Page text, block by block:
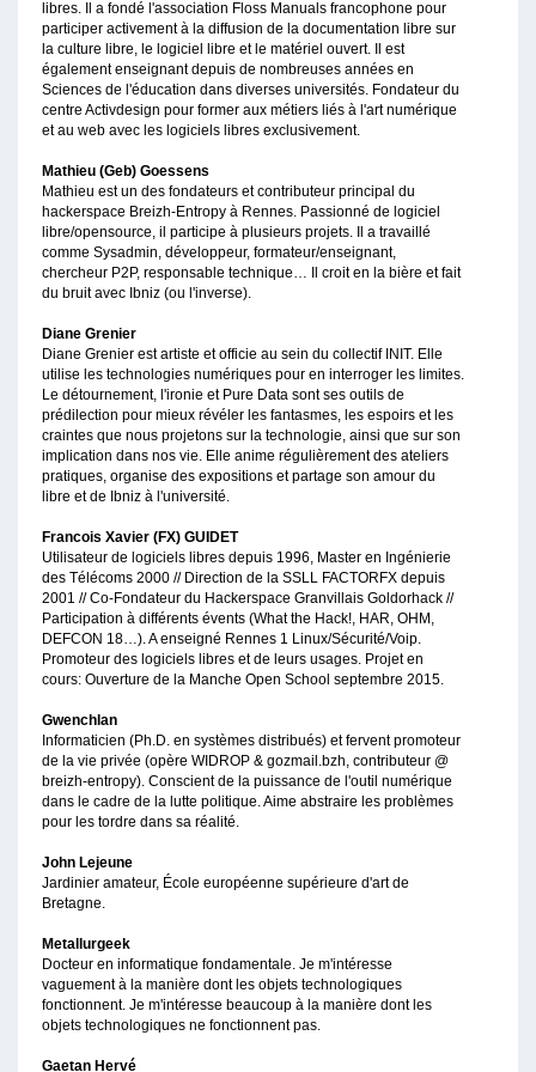
libres. Il a fondé l'association Floss Manuals francophone pour
participer activement à la diffusion de la documentation libre sur
la culture libre, le logiciel libre et le matériel ouvert. Il est
également enseignant depuis de nombreuses années en
Sciences de l'éducation dans diverses universités. Fondateur du
centre Activdesign pour former aux métiers liés à l'art numérique
et au web avec les logiciels libres exclusivement.
Mathieu (Geb) Goessens
Mathieu est un des fondateurs et contributeur principal du
hackerspace Breizh-Entropy à Rennes. Passionné de logiciel
libre/opensource, il participe à plusieurs projets. Il a travaillé
comme Sysadmin, développeur, formateur/enseignant,
chercheur P2P, responsable technique… Il croit en la bière et fait
du bruit avec Ibniz (ou l'inverse).
Diane Grenier
Diane Grenier est artiste et officie au sein du collectif INIT. Elle
utilise les technologies numériques pour en interroger les limites.
Le détournement, l'ironie et Pure Data sont ses outils de
prédilection pour mieux révéler les fantasmes, les espoirs et les
craintes que nous projetons sur la technologie, ainsi que sur son
implication dans nos vie. Elle anime régulièrement des ateliers
pratiques, organise des expositions et partage son amour du
libre et de Ibniz à l'université.
Francois Xavier (FX) GUIDET
Utilisateur de logiciels libres depuis 1996, Master en Ingénierie
des Télécoms 2000 // Direction de la SSLL FACTORFX depuis
2001 // Co-Fondateur du Hackerspace Granvillais Goldorhack //
Participation à différents évents (What the Hack!, HAR, OHM,
DEFCON 18…). A enseigné Rennes 1 Linux/Sécurité/Voip.
Promoteur des logiciels libres et de leurs usages. Projet en
cours: Ouverture de la Manche Open School septembre 2015.
Gwenchlan
Informaticien (Ph.D. en systèmes distribués) et fervent promoteur
de la vie privée (opère WIDROP & gozmail.bzh, contributeur @
breizh-entropy). Conscient de la puissance de l'outil numérique
dans le cadre de la lutte politique. Aime abstraire les problèmes
pour les tordre dans sa réalité.
John Lejeune
Jardinier amateur, École européenne supérieure d'art de
Bretagne.
Metallurgeek
Docteur en informatique fondamentale. Je m'intéresse
vaguement à la manière dont les objets technologiques
fonctionnent. Je m'intéresse beaucoup à la manière dont les
objets technologiques ne fonctionnent pas.
Gaetan Hervé